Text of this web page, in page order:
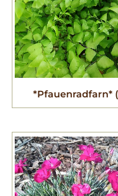
*Pfauenradfarn*